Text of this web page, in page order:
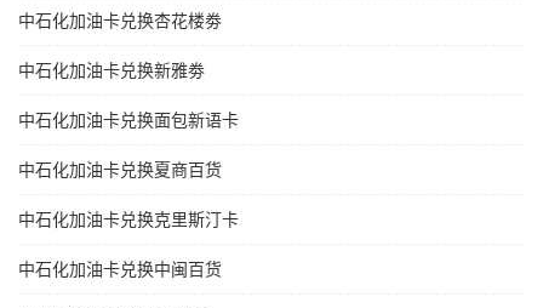
中石化加油卡兑换杏花楼劵
中石化加油卡兑换新雅劵
中石化加油卡兑换面包新语卡
中石化加油卡兑换夏商百货
中石化加油卡兑换克里斯汀卡
中石化加油卡兑换中闽百货